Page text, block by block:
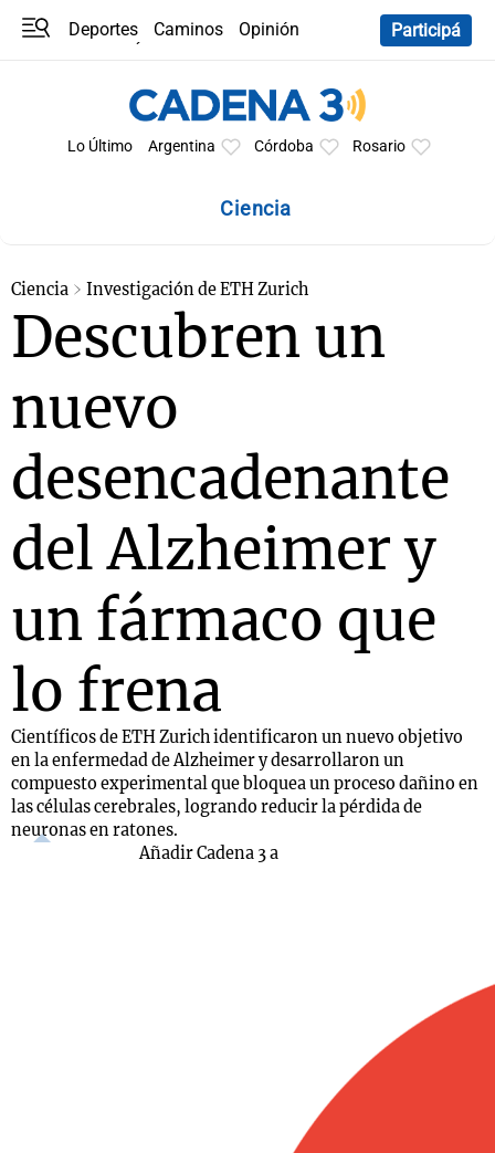
Deportes Caminos
Opinión
Participá
Lo Último Argentina Córdoba Rosario
Ciencia
Ciencia Investigación de ETH Zurich
Descubren un
nuevo
desencadenante
del Alzheimer y
un fármaco que
lo frena
Científicos de ETH Zurich identificaron un nuevo objetivo
en la enfermedad de Alzheimer y desarrollaron un
compuesto experimental que bloquea un proceso dañino en
las células cerebrales, logrando reducir la pérdida de
neuronas en ratones.
Añadir Cadena 3 a
Notas